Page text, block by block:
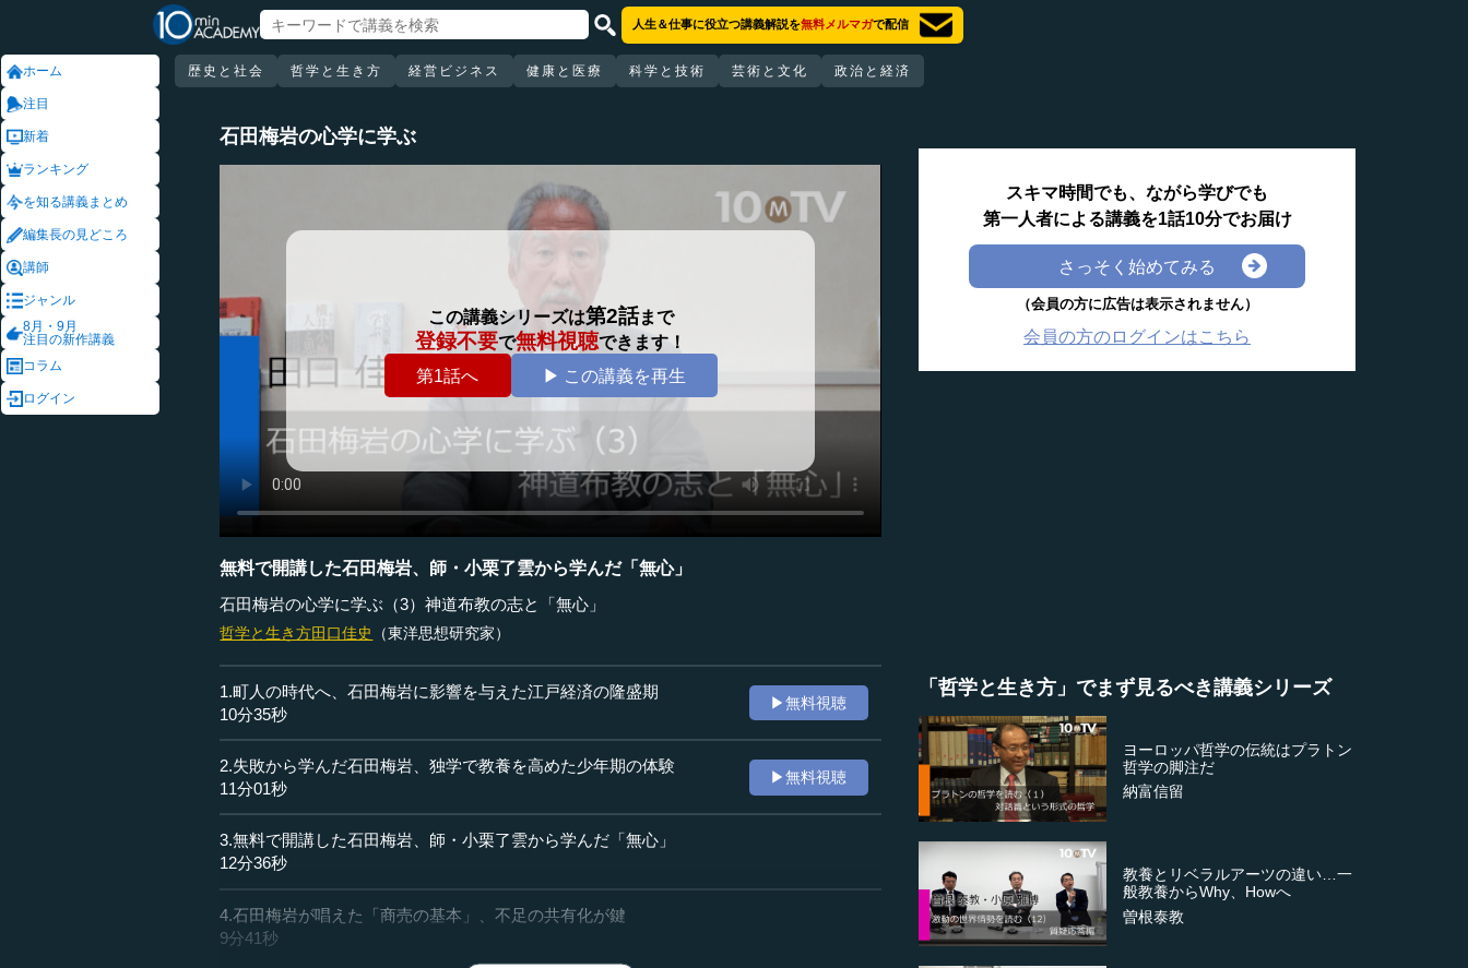
ホーム
注目
新着
ランキング
を知る講義まとめ
編集長の見どころ
講師
ジャンル
8月・9月
注目の新作講義
コラム
ログイン
人生＆仕事に役立つ講義解説を無料メルマガで配信
歴史と社会 哲学と生き方 経営ビジネス 健康と医療 科学と技術 芸術と文化 政治と経済
石田梅岩の心学に学ぶ
この講義シリーズは第2話まで
登録不要で無料視聴できます！
第1話へ
▶ この講義を再生
無料で開講した石田梅岩、師・小栗了雲から学んだ「無心」
石田梅岩の心学に学ぶ（3）神道布教の志と「無心」
哲学と生き方田口佳史 （東洋思想研究家）
1.町人の時代へ、石田梅岩に影響を与えた江戸経済の隆盛期
10分35秒
▶無料視聴
2.失敗から学んだ石田梅岩、独学で教養を高めた少年期の体験
11分01秒
▶無料視聴
3.無料で開講した石田梅岩、師・小栗了雲から学んだ「無心」
12分36秒
4.石田梅岩が唱えた「商売の基本」、不足の共有化が鍵
9分41秒
スキマ時間でも、ながら学びでも
第一人者による講義を1話10分でお届け
さっそく始めてみる
（会員の方に広告は表示されません）
会員の方のログインはこちら
「哲学と生き方」でまず見るべき講義シリーズ
ヨーロッパ哲学の伝統はプラトン
哲学の脚注だ
納富信留
教養とリベラルアーツの違い…一
般教養からWhy、Howへ
曽根泰教